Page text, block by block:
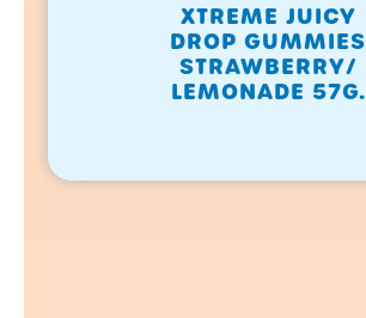
XTREME JUICY
DROP GUMMIES
STRAWBERRY/
LEMONADE 57G.